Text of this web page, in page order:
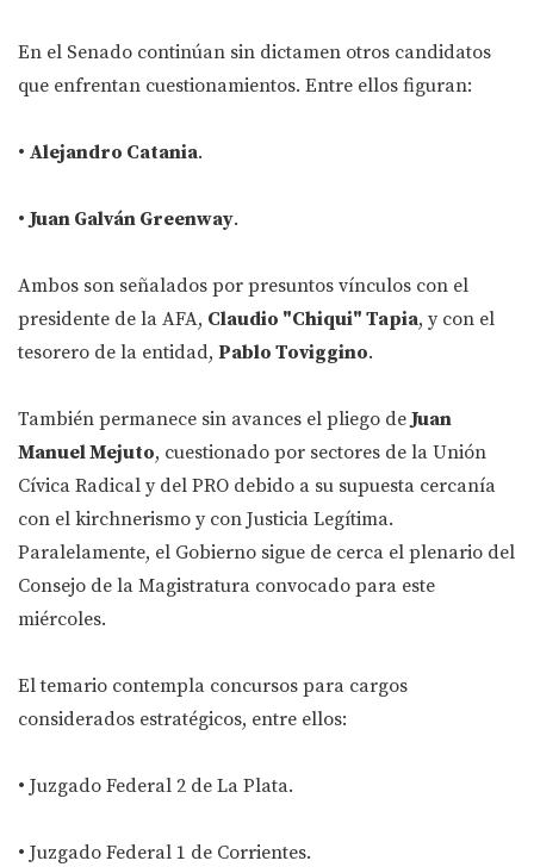
En el Senado continúan sin dictamen otros candidatos
que enfrentan cuestionamientos. Entre ellos figuran:
• Alejandro Catania.
•Juan Galván Greenway.
Ambos son señalados por presuntos vínculos con el
presidente de la AFA, Claudio "Chiqui" Tapia, y con el
tesorero de la entidad, Pablo Toviggino.
También permanece sin avances el pliego deJuan
Manuel Mejuto, cuestionado por sectores de la Unión
Cívica Radical y del PRO debido a su supuesta cercanía
con el kirchnerismo y con Justicia Legítima.
Paralelamente, el Gobierno sigue de cerca el plenario del
Consejo de la Magistratura convocado para este
miércoles.
El temario contempla concursos para cargos
considerados estratégicos, entre ellos:
• Juzgado Federal 2 de La Plata.
• Juzgado Federal 1 de Corrientes.